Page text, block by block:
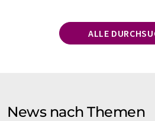
ALLE
News nach Themen